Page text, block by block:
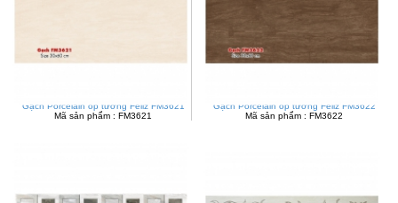
Gạch Porcelain ốp tường Feliz FM3621
Mã sản phẩm : FM3621
Gạch Porcelain ốp tường Feliz FM3622
Mã sản phẩm : FM3622